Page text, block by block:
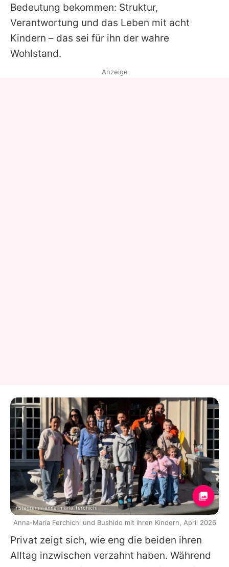
Bedeutung bekommen: Struktur,
Verantwortung und das Leben mit acht
Kindern – das sei für ihn der wahre
Wohlstand.
Privat zeigt sich, wie eng die beiden ihren
Alltag inzwischen verzahnt haben. Während
Anzeige
Instagram / anna_maria_ferchichi
Anna-Maria Ferchichi und Bushido mit ihren Kindern, April 2026